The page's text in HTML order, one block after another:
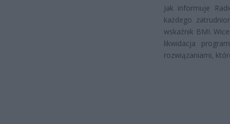
Jak informuje
każdego
wskaźnik BMI.
likwidacja
rozwiązaniami,